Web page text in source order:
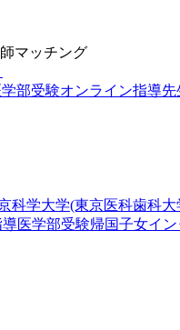
マッチング
学部受験オンライン指導先
科学大学(東京医科歯科大
導医学部受験帰国子女イ